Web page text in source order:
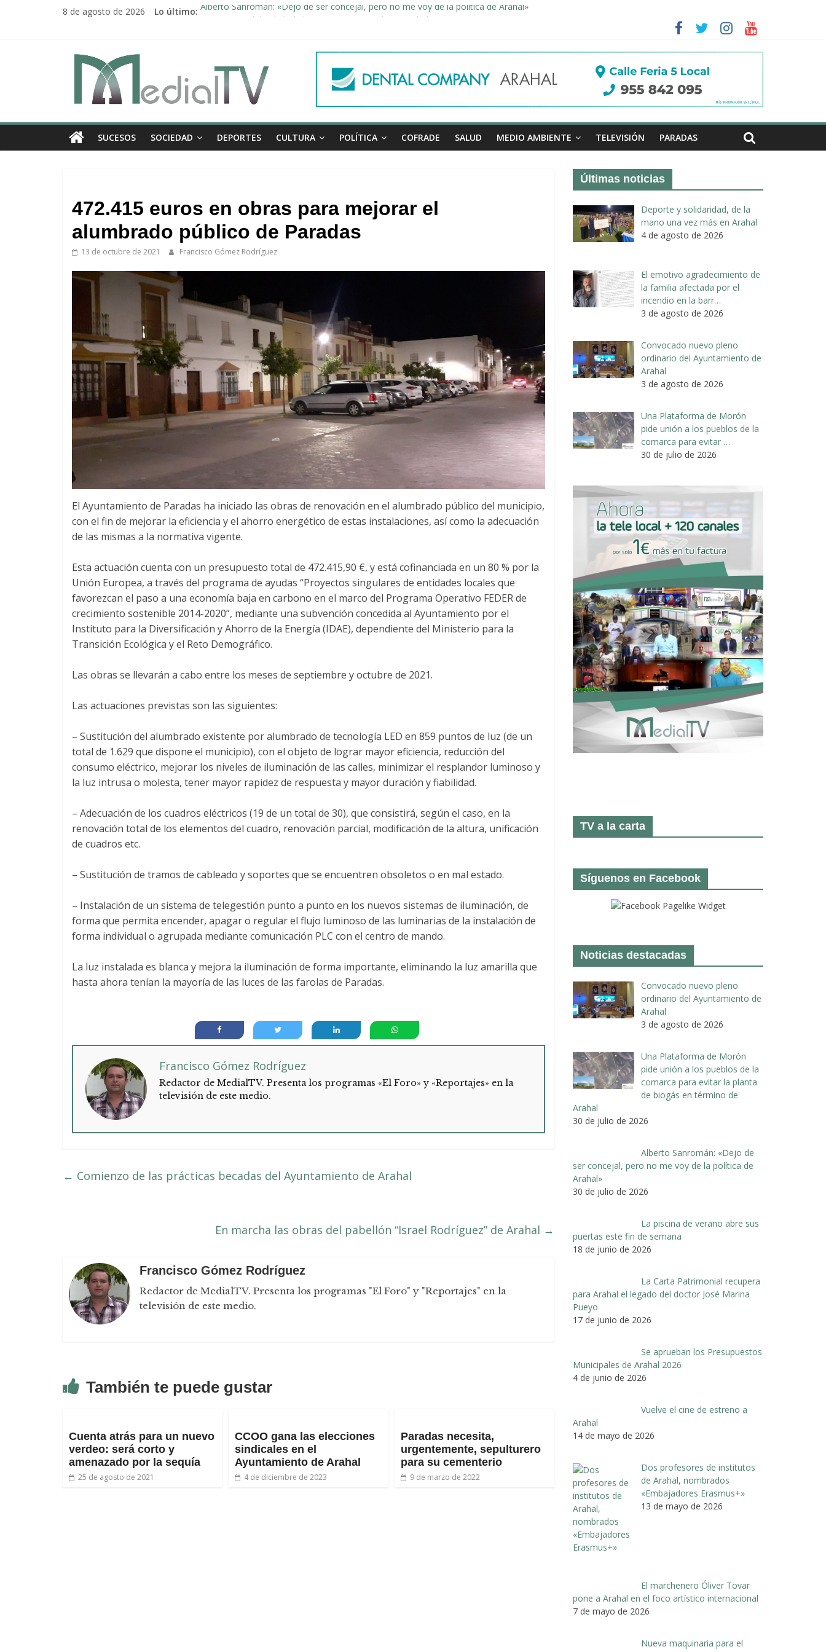
8 de agosto de 2026 Lo último: Alberto Sanromán: «Dejo de ser concejal, pero no me voy de la política de Arahal»
Convocado nuevo pleno ordinario del Ayuntamiento de Arahal
Una Plataforma de Morón pide unión a los pueblos de la comarca para evitar la planta de biogás en término de Arahal
Medial
TV
El
diario
Arahal
SUCESOS SOCIEDAD DEPORTES CULTURA POLÍTICA COFRADE SALUD MEDIO AMBIENTE TELEVISIÓN PARADAS
472.415 euros en obras para mejorar el
alumbrado público de Paradas
13 de octubre de 2021 Francisco Gómez Rodríguez
El Ayuntamiento de Paradas ha iniciado las obras de renovación en el alumbrado público del municipio,
con el fin de mejorar la eficiencia y el ahorro energético de estas instalaciones, así como la adecuación
de las mismas a la normativa vigente.
Esta actuación cuenta con un presupuesto total de 472.415,90 €, y está cofinanciada en un 80 % por la
Unión Europea, a través del programa de ayudas “Proyectos singulares de entidades locales que
favorezcan el paso a una economía baja en carbono en el marco del Programa Operativo FEDER de
crecimiento sostenible 2014-2020”, mediante una subvención concedida al Ayuntamiento por el
Instituto para la Diversificación y Ahorro de la Energía (IDAE), dependiente del Ministerio para la
Transición Ecológica y el Reto Demográfico.
Las obras se llevarán a cabo entre los meses de septiembre y octubre de 2021.
Las actuaciones previstas son las siguientes:
– Sustitución del alumbrado existente por alumbrado de tecnología LED en 859 puntos de luz (de un
total de 1.629 que dispone el municipio), con el objeto de lograr mayor eficiencia, reducción del
consumo eléctrico, mejorar los niveles de iluminación de las calles, minimizar el resplandor luminoso y
la luz intrusa o molesta, tener mayor rapidez de respuesta y mayor duración y fiabilidad.
– Adecuación de los cuadros eléctricos (19 de un total de 30), que consistirá, según el caso, en la
renovación total de los elementos del cuadro, renovación parcial, modificación de la altura, unificación
de cuadros etc.
– Sustitución de tramos de cableado y soportes que se encuentren obsoletos o en mal estado.
– Instalación de un sistema de telegestión punto a punto en los nuevos sistemas de iluminación, de
forma que permita encender, apagar o regular el flujo luminoso de las luminarias de la instalación de
forma individual o agrupada mediante comunicación PLC con el centro de mando.
La luz instalada es blanca y mejora la iluminación de forma importante, eliminando la luz amarilla que
hasta ahora tenían la mayoría de las luces de las farolas de Paradas.
Francisco Gómez Rodríguez
Redactor de MedialTV. Presenta los programas «El Foro» y «Reportajes» en la
televisión de este medio.
← Comienzo de las prácticas becadas del Ayuntamiento de Arahal
En marcha las obras del pabellón “Israel Rodríguez” de Arahal →
Francisco Gómez Rodríguez
Redactor de MedialTV. Presenta los programas "El Foro" y "Reportajes" en la
televisión de este medio.
También te puede gustar
Cuenta atrás para un nuevo
verdeo: será corto y
amenazado por la sequía
25 de agosto de 2021
CCOO gana las elecciones
sindicales en el
Ayuntamiento de Arahal
4 de diciembre de 2023
Paradas necesita,
urgentemente, sepulturero
para su cementerio
9 de marzo de 2022
Últimas noticias
Deporte y solidaridad, de la
mano una vez más en Arahal
4 de agosto de 2026
El emotivo agradecimiento de
la familia afectada por el
incendio en la barr…
3 de agosto de 2026
Convocado nuevo pleno
ordinario del Ayuntamiento de
Arahal
3 de agosto de 2026
Una Plataforma de Morón
pide unión a los pueblos de la
comarca para evitar …
30 de julio de 2026
TV a la carta
Síguenos en Facebook
Noticias destacadas
Convocado nuevo pleno
ordinario del Ayuntamiento de
Arahal
3 de agosto de 2026
Una Plataforma de Morón
pide unión a los pueblos de la
comarca para evitar la planta
de biogás en término de
Arahal
30 de julio de 2026
Alberto Sanromán: «Dejo de
ser concejal, pero no me voy de la política de
Arahal»
30 de julio de 2026
La piscina de verano abre sus
puertas este fin de semana
18 de junio de 2026
La Carta Patrimonial recupera
para Arahal el legado del doctor José Marina
Pueyo
17 de junio de 2026
Se aprueban los Presupuestos
Municipales de Arahal 2026
4 de junio de 2026
Vuelve el cine de estreno a
Arahal
14 de mayo de 2026
Dos profesores de institutos
de Arahal, nombrados
«Embajadores Erasmus+»
13 de mayo de 2026
El marchenero Óliver Tovar
pone a Arahal en el foco artístico internacional
7 de mayo de 2026
Nueva maquinaria para el